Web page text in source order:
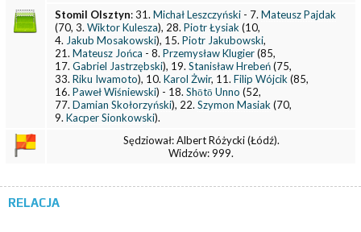
Stomil Olsztyn: 31. Michał Leszczyński - 7. Mateusz Pajdak
(70, 3. Wiktor Kulesza), 28. Piotr Łysiak(10,
4. Jakub Mosakowski), 15. Piotr Jakubowski,
21. Mateusz Jońca - 8. Przemysław Klugier(85,
17. Gabriel Jastrzębski), 19. Stanisław Hrebeń(75,
33. Riku Iwamoto), 10. Karol Żwir, 11. Filip Wójcik(85,
16. Paweł Wiśniewski) - 18. Shōtō Unno (52,
77. Damian Skołorzyński), 22. Szymon Masiak(70,
9. Kacper Sionkowski).
Sędziował: Albert Różycki (Łódź).
Widzów: 999.
RELACJA